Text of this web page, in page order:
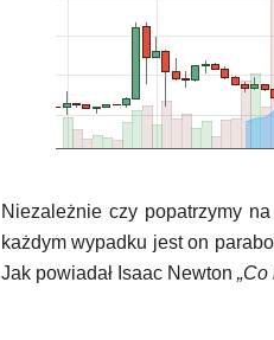
Niezależnie czy popatrzymy
każdym wypadku jest on
Jak powiadał Isaac Newton „Co